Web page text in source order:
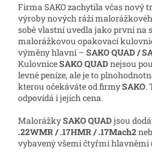
Firma SAKO zachytila včas nový
výroby nových ráží
sobě vlastní uvedla jako první na
malorážkovou opakovací
výměny hlavní – SAKO QUAD /
KulovniceSAKO QUADnejsou
levné peníze, ale je to
kterou očekáváte od firmySAKO.
odpovídá i jejich cena.
MalorážkySAKO QUADjsou
.22WMR / .17HMR / .17Mach2
vybavený všemi čtyřmi hlavněmi